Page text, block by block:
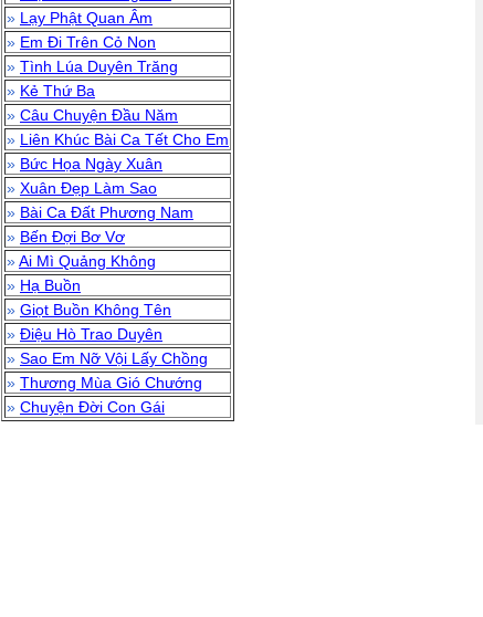
» Lạy Phật Quan Âm
» Em Đi Trên Cỏ Non
» Tình Lúa Duyên Trăng
» Kẻ Thứ Ba
» Câu Chuyện Đầu Năm
» Liên Khúc Bài Ca Tết Cho Em
» Bức Họa Ngày Xuân
» Xuân Đẹp Làm Sao
» Bài Ca Đất Phương Nam
» Bến Đợi Bơ Vơ
»Ai Mì Quảng Không
» Hạ Buồn
» Giọt Buồn Không Tên
» Điệu Hò Trao Duyên
» Sao Em Nỡ Vội Lấy Chồng
» Thương Mùa Gió Chướng
» Chuyện Đời Con Gái